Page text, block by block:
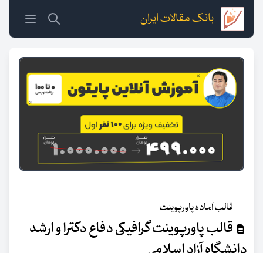
بانک مقالات ایران
قالب آماده پاورپوینت
قالب پاورپوینت گرافیکی دفاع دکترا و ارشد